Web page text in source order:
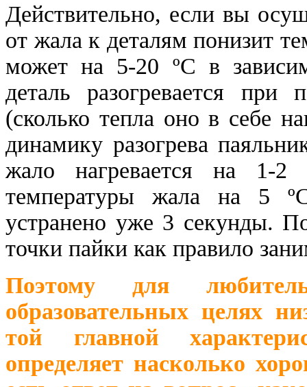
Действительно, если вы
от жала к деталям понизит
может на 5-20 ºС в
деталь разогревается
(сколько тепла оно в себе
динамику разогрева
жало нагревается на 1-
температуры жала на 5
устранено уже 3 секунды.
точки пайки как правило
Поэтому для
образовательных целях
той главной
определяет насколько